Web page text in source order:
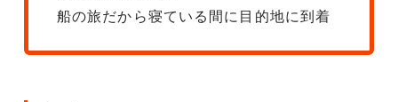
船の旅だから寝ている間に目的地に到着